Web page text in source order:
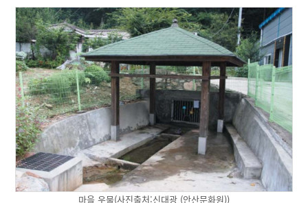
마을 우물(사진출처:신대광 (안산문화원))